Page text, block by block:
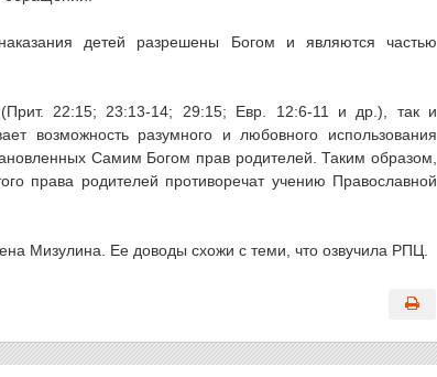
детей разрешены Богом и являются частью
22:15; 23:13-14; 29:15; Евр. 12:6-11 и др.), так и
возможность разумного и любовного использования
Самим Богом прав родителей. Таким образом,
права родителей противоречат учению Православной
Мизулина. Ее доводы схожи с теми, что озвучила РПЦ.